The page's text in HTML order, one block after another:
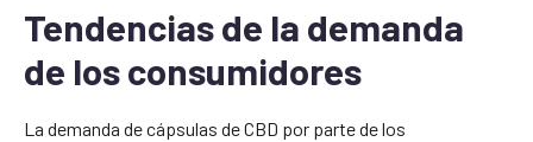
Tendencias de la demanda
de los consumidores
La demanda de cápsulas de CBD por parte de los